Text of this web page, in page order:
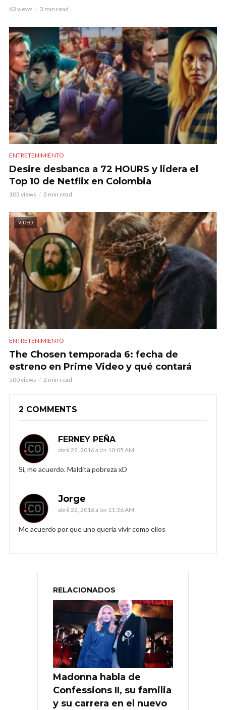
63 views 3 min read
ENTRETENIMIENTO
Desire desbanca a 72 HOURS y lidera el
Top 10 de Netflix en Colombia
103 views 3 min read
VIDEO
ENTRETENIMIENTO
The Chosen temporada 6: fecha de
estreno en Prime Video y qué contará
500 views 2 min read
2 COMMENTS
FERNEY PEÑA
abril 22, 2016 a las 10:05 AM
Sí, me acuerdo. Maldita pobreza xD
Jorge
abril 22, 2016 a las 11:36 AM
Me acuerdo por que uno queria vivir como ellos
RELACIONADOS
Madonna habla de
Confessions II, su familia
y su carrera en el nuevo